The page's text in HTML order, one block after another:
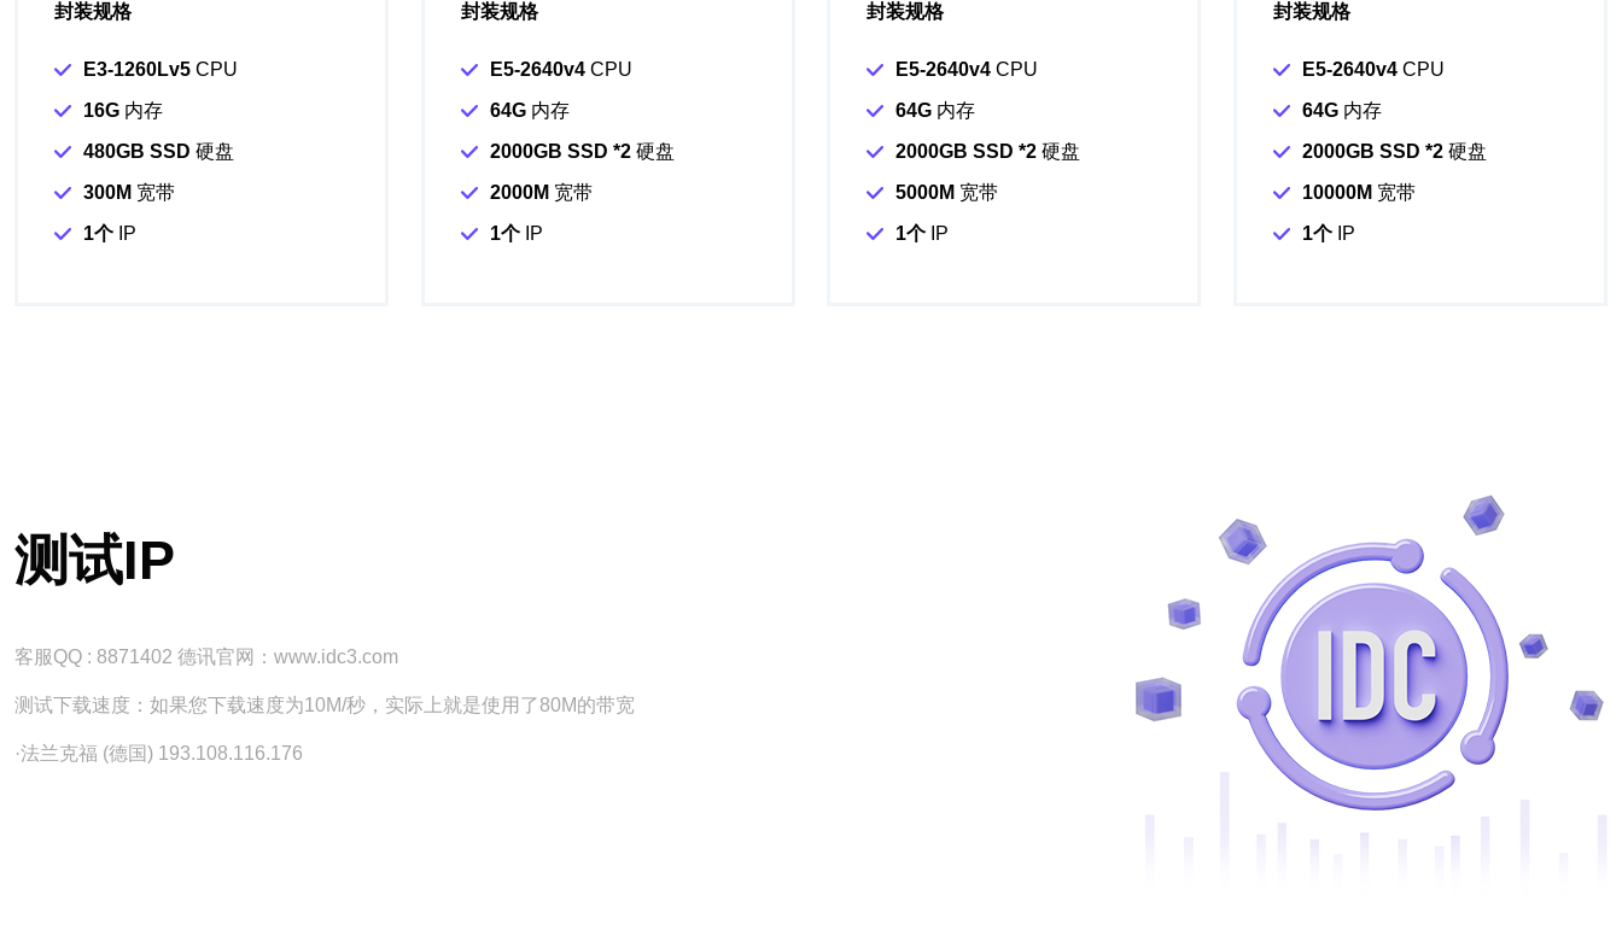
封装规格
E3-1260Lv5 CPU
16G 内存
480GB SSD 硬盘
300M 宽带
1个 IP
封装规格
E5-2640v4CPU
64G内存
2000GB SSD *2硬盘
2000M 宽带
1个IP
封装规格
E5-2640v4 CPU
64G 内存
2000GB SSD *2 硬盘
5000M 宽带
1个 IP
封装规格
E5-2640v4CPU
64G内存
2000GB SSD *2硬盘
10000M 宽带
1个IP
测试IP
客服QQ : 8871402 德讯官网：www.idc3.com
测试下载速度：如果您下载速度为10M/秒，实际上就是使用了80M的带宽
·法兰克福 (德国) 193.108.116.176